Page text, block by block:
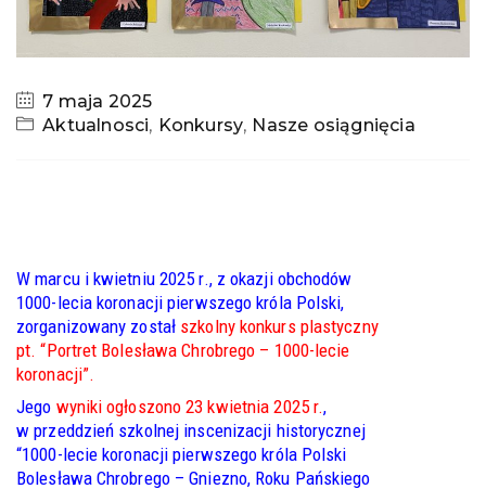
7 maja 2025
Aktualnosci, Konkursy, Nasze osiągnięcia
W marcu i kwietniu 2025 r., z okazji obchodów
1000-lecia koronacji pierwszego króla Polski,
zorganizowany został szkolny konkurs plastyczny
pt. “Portret Bolesława Chrobrego – 1000-lecie
koronacji”.
Jego wyniki ogłoszono 23 kwietnia 2025 r.,
w przeddzień szkolnej inscenizacji historycznej
“1000-lecie koronacji pierwszego króla Polski
Bolesława Chrobrego – Gniezno, Roku Pańskiego